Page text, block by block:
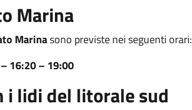
Marina
Marinasono previste nei seguenti orari:
16:20 – 19:00
i lidi del litorale sud